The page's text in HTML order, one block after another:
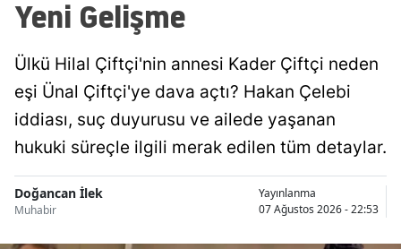
Yeni Gelişme
Ülkü Hilal Çiftçi'nin annesi Kader Çiftçi neden
eşi Ünal Çiftçi'ye dava açtı? Hakan Çelebi
iddiası, suç duyurusu ve ailede yaşanan
hukuki süreçle ilgili merak edilen tüm detaylar.
Doğancan İlek
Muhabir
Yayınlanma
07 Ağustos 2026 - 22:53